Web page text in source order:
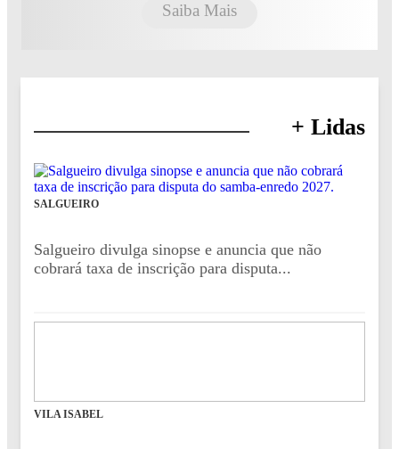
Saiba Mais
+ Lidas
SALGUEIRO
Salgueiro divulga sinopse e anuncia que não
cobrará taxa de inscrição para disputa...
VILA ISABEL